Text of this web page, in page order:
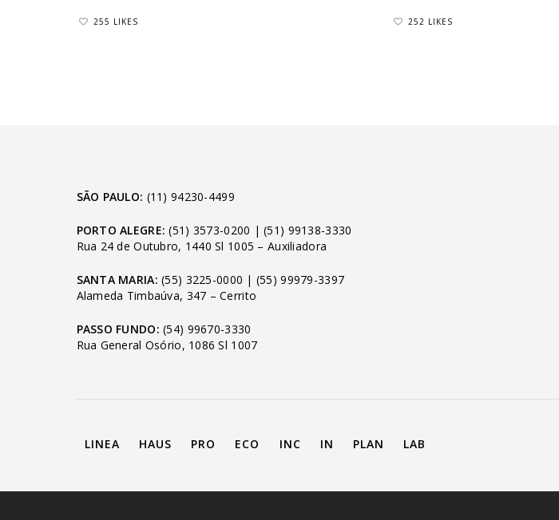
255 LIKES 252 LIKES
SÃO PAULO: (11) 94230-4499
PORTO ALEGRE: (51) 3573-0200 |(51) 99138-3330
Rua 24 de Outubro, 1440 Sl 1005 – Auxiliadora
SANTA MARIA: (55) 3225-0000 | (55) 99979-3397
Alameda Timbaúva, 347 – Cerrito
PASSO FUNDO: (54) 99670-3330
Rua General Osório, 1086 Sl 1007
LINEA HAUS PRO ECO INC IN PLAN LAB